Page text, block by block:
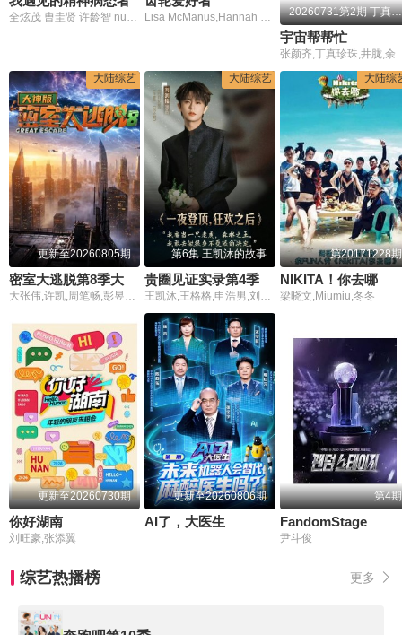
全炫茂 曺圭贤 许龄智 nucksal Lisa McManus,Hannah Crowle 20260731第2期 丁真为开业苦练潮汕话
宇宙帮帮忙
大陆综艺
更新至20260805期
大陆综艺
第6集 王凯沐的故事
贵圈见证实录第4季
大陆综
第20171228期
NIKITA！你去哪
梁晓文,Miumiu,冬冬
更新至20260730期
你好湖南
刘旺豪,张添翼
更新至20260806期
AI了，大医生
第4期
FandomStage
尹斗俊
综艺热播榜 更多